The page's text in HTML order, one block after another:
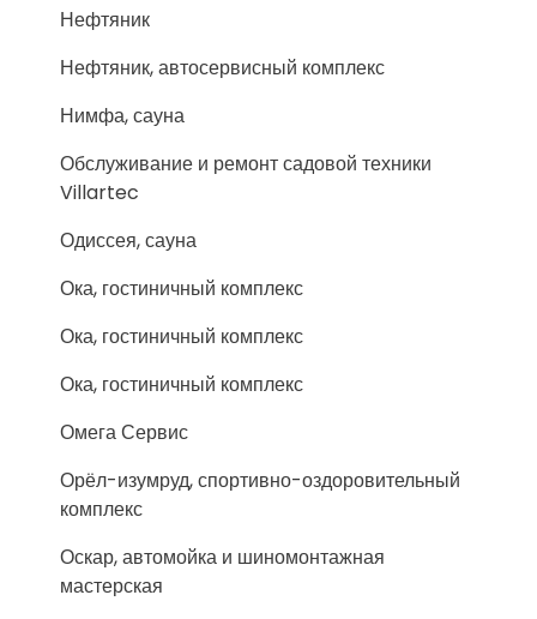
Нефтяник
Нефтяник, автосервисный комплекс
Нимфа, сауна
Обслуживание и ремонт садовой техники
Villartec
Одиссея, сауна
Ока, гостиничный комплекс
Ока, гостиничный комплекс
Ока, гостиничный комплекс
Омега Сервис
Орёл-изумруд, спортивно-оздоровительный
комплекс
Оскар, автомойка и шиномонтажная
мастерская